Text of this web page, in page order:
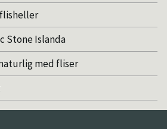
Stone Islanda
med fliser